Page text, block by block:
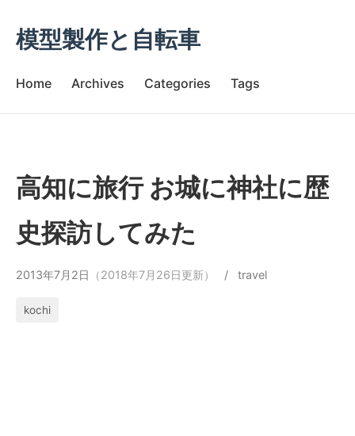
模型製作と自転車
Home Archives Categories Tags
高知に旅行 お城に神社に歴
史探訪してみた
2013年7月2日 （2018年7月26日更新） / travel
kochi